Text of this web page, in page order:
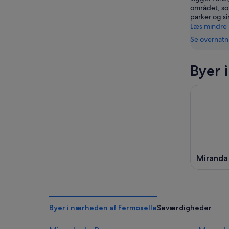
området,
parker og
Læs mindre
Se
Byer
Byer i nærheden af FermoselleSeværdigheder